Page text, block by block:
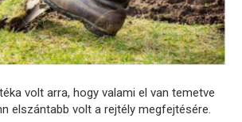
volt arra, hogy valami el van temetve
elszántabb volt a rejtély megfejtésére.